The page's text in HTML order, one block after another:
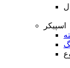
اسپیکر